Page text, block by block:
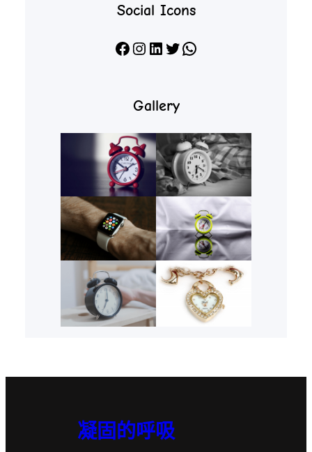
Social Icons
Facebook Instagram LinkedIn X WhatsApp
Gallery
凝固的呼吸